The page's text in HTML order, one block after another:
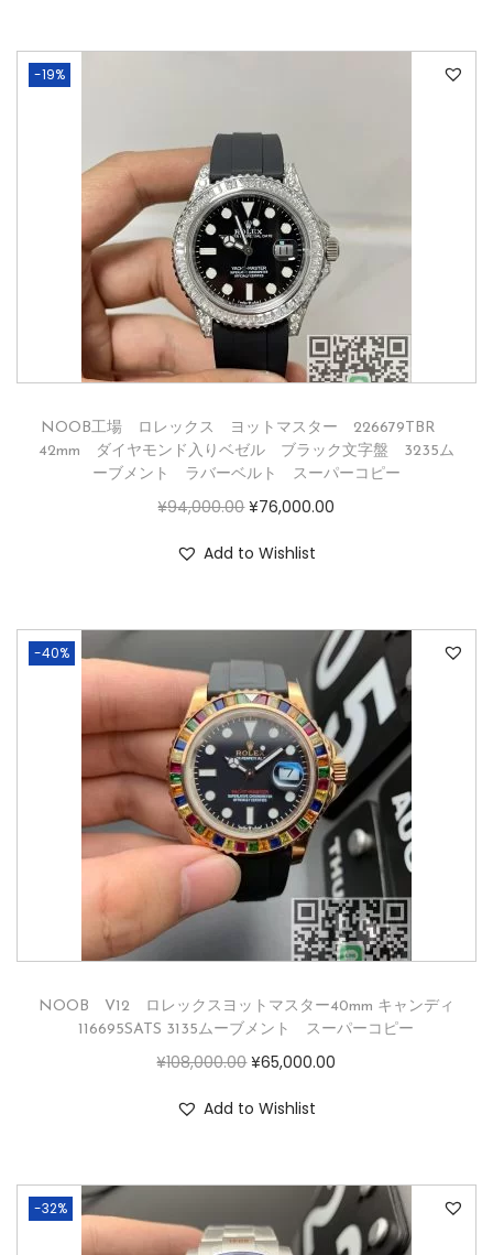
-19%
NOOB工場 ロレックス ヨットマスター 226679TBR
42mm ダイヤモンド入りベゼル ブラック文字盤 3235ム
ーブメント ラバーベルト スーパーコピー
¥94,000.00 ¥76,000.00
Add to Wishlist
-40%
NOOB V12 ロレックスヨットマスター40mm キャンディ
116695SATS 3135ムーブメント スーパーコピー
¥108,000.00 ¥65,000.00
Add to Wishlist
-32%